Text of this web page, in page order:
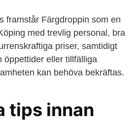
framstår Färgdroppin som en
med trevlig personal, bra
priser, samtidigt
öppettider eller tillfälliga
kan behöva bekräftas.
tips innan